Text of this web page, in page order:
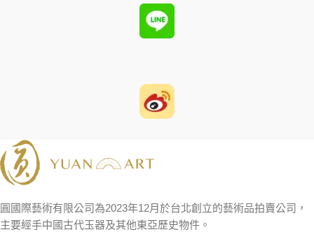
圓國際藝術有限公司為2023年12月於台北創立的藝術品拍賣公司，
主要經手中國古代玉器及其他東亞歷史物件。